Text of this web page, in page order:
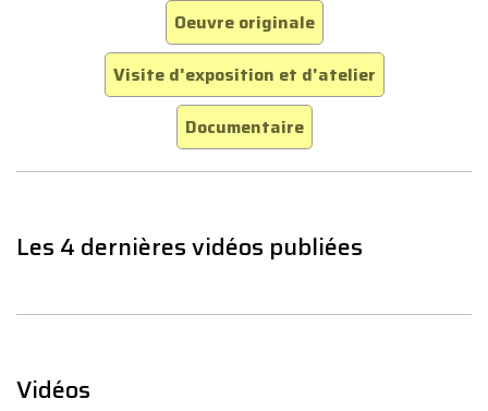
Oeuvre originale
Visite d'exposition et d'atelier
Documentaire
Les 4 dernières vidéos publiées
Vidéos